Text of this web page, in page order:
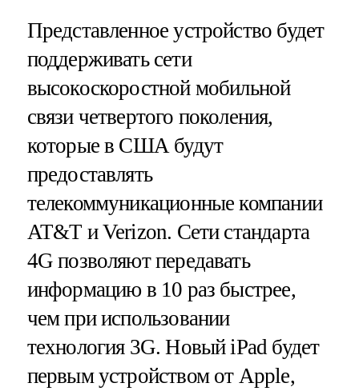
Представленное устройство будет
поддерживать сети
высокоскоростной мобильной
связи четвертого поколения,
которые в США будут
предоставлять
телекоммуникационные компании
AT&T и Verizon. Сети стандарта
4G позволяют передавать
информацию в 10 раз быстрее,
чем при использовании
технология 3G. Новый iPad будет
первым устройством от Apple,